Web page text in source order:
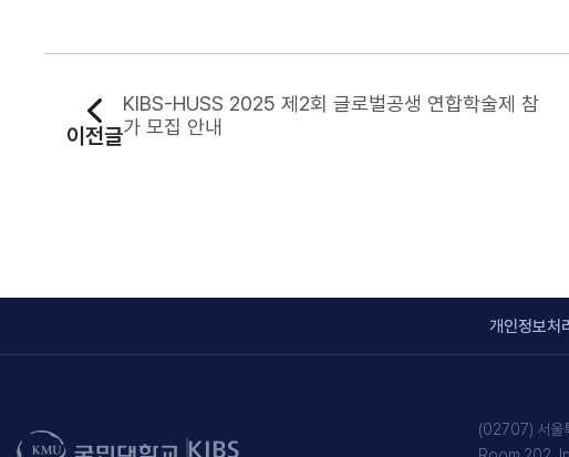
이전글
KIBS-HUSS 2025 제2회 글로벌공생 연합학술제 참
가 모집 안내
개인정보처
(02707) 서울